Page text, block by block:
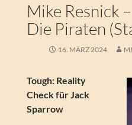
Mike Resnick
Die Piraten
16. MÄRZ 2024
Tough: Reality
Check für Jack
Sparrow